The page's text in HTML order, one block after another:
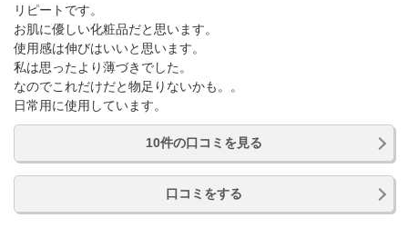
リピートです。
お肌に優しい化粧品だと思います。
使用感は伸びはいいと思います。
私は思ったより薄づきでした。
なのでこれだけだと物足りないかも。。
日常用に使用しています。
10件の口コミを見る
口コミをする